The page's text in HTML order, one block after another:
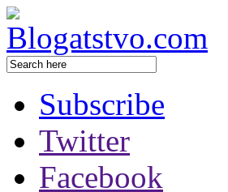
Subscribe
Twitter
Facebook